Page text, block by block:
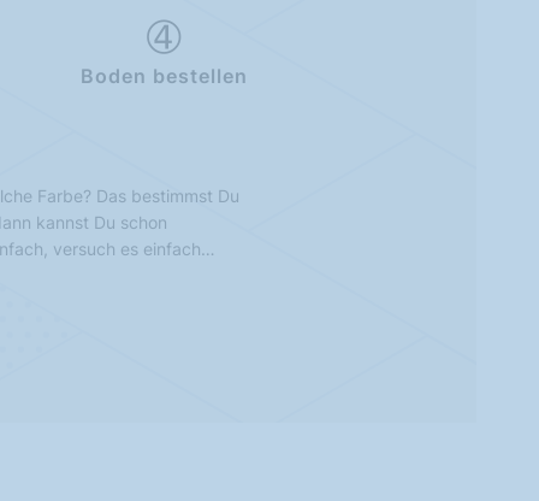
Boden bestellen
Farbe? Das bestimmst Du
kannst Du schon
versuch es einfach…